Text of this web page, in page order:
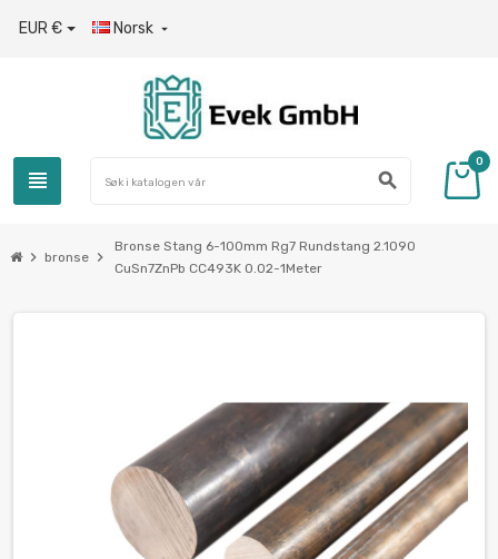
EUR € Norsk 
view_headline search
0
chevron_right bronse chevron_right
Bronse Stang 6-100mm Rg7 Rundstang 2.1090
CuSn7ZnPb CC493K 0.02-1Meter